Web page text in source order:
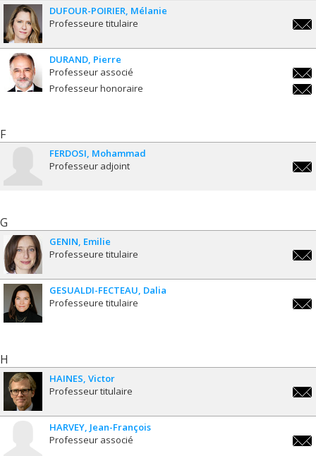
DUFOUR-POIRIER Mélanie
Professeure titulaire
DURAND Pierre
Professeur associé
Professeur honoraire
F
FERDOSI Mohammad
Professeur adjoint
G
GENIN Emilie
Professeure titulaire
GESUALDI-FECTEAU Dalia
Professeure titulaire
H
HAINES Victor
Professeur titulaire
HARVEY Jean-François
Professeur associé